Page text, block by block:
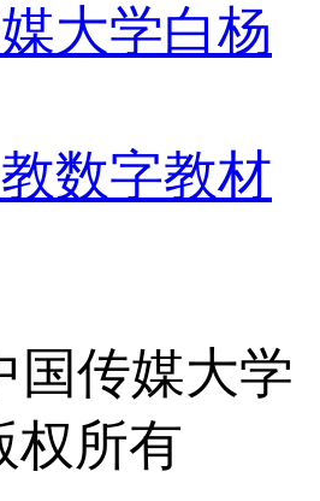
大学白杨
数字教材
国传媒大学
权所有